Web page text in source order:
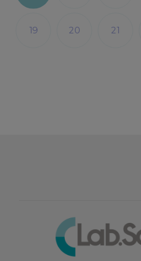
19 20 21